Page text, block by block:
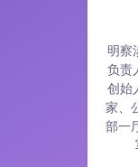
明察
负责
创始
家、
部一